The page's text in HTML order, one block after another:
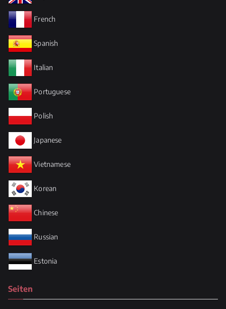
French
Spanish
Italian
Portuguese
Polish
Japanese
Vietnamese
Korean
Chinese
Russian
Estonia
Seiten